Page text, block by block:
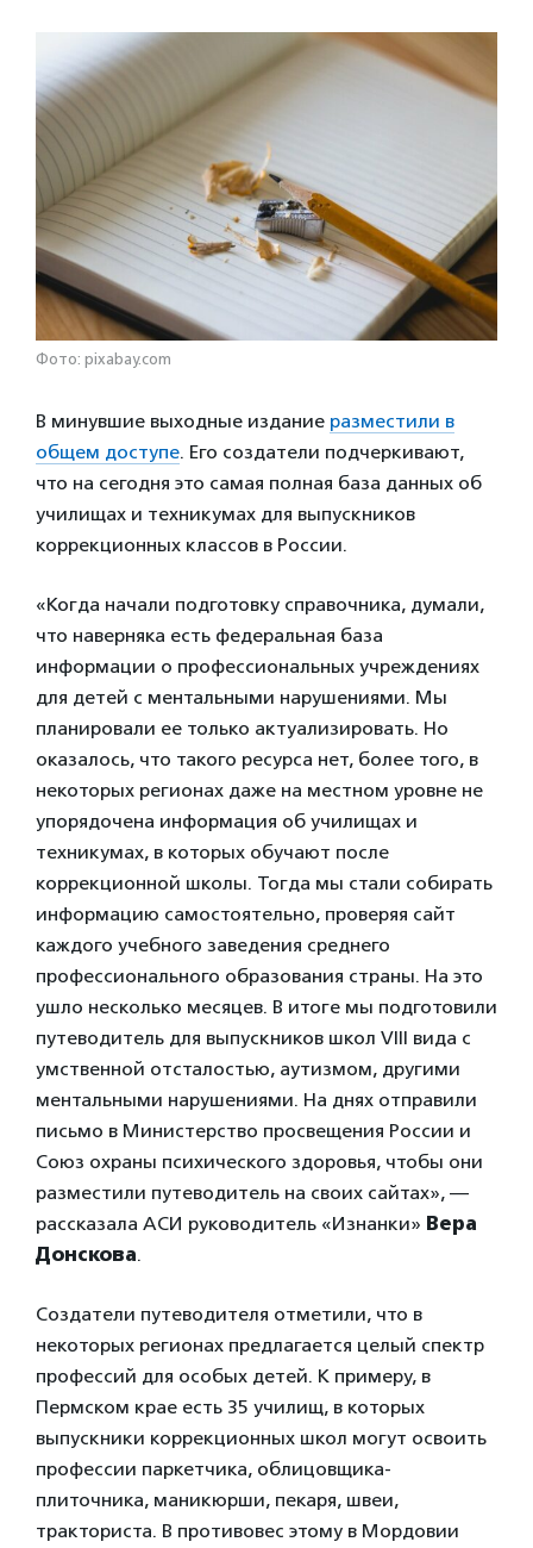
Фото: pixabay.com
В минувшие выходные издание разместили в
общем доступе. Его создатели подчеркивают,
что на сегодня это самая полная база данных об
училищах и техникумах для выпускников
коррекционных классов в России.
«Когда начали подготовку справочника, думали,
что наверняка есть федеральная база
информации о профессиональных учреждениях
для детей с ментальными нарушениями. Мы
планировали ее только актуализировать. Но
оказалось, что такого ресурса нет, более того, в
некоторых регионах даже на местном уровне не
упорядочена информация об училищах и
техникумах, в которых обучают после
коррекционной школы. Тогда мы стали собирать
информацию самостоятельно, проверяя сайт
каждого учебного заведения среднего
профессионального образования страны. На это
ушло несколько месяцев. В итоге мы подготовили
путеводитель для выпускников школ VIII вида с
умственной отсталостью, аутизмом, другими
ментальными нарушениями. На днях отправили
письмо в Министерство просвещения России и
Союз охраны психического здоровья, чтобы они
разместили путеводитель на своих сайтах», —
рассказала АСИ руководитель «Изнанки» Вера
Донскова.
Создатели путеводителя отметили, что в
некоторых регионах предлагается целый спектр
профессий для особых детей. К примеру, в
Пермском крае есть 35 училищ, в которых
выпускники коррекционных школ могут освоить
профессии паркетчика, облицовщика-
плиточника, маникюрши, пекаря, швеи,
тракториста. В противовес этому в Мордовии